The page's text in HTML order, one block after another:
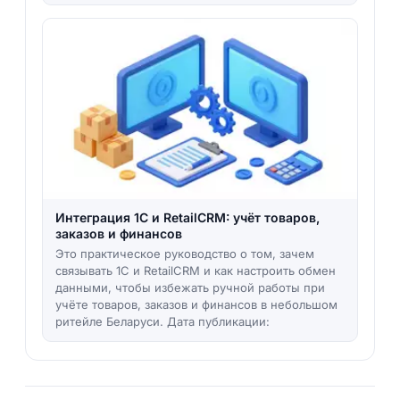
Интеграция 1С и RetailCRM: учёт товаров,
заказов и финансов
Это практическое руководство о том, зачем
связывать 1С и RetailCRM и как настроить обмен
данными, чтобы избежать ручной работы при
учёте товаров, заказов и финансов в небольшом
ритейле Беларуси. Дата публикации: